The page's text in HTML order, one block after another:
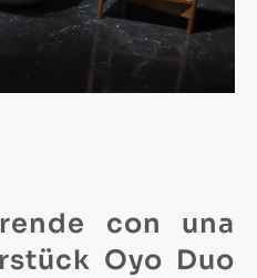
con una
Oyo Duo